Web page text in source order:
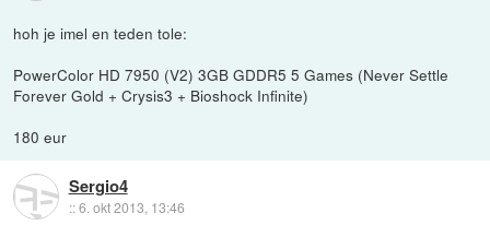
hoh je imel en teden tole:
PowerColor HD 7950 (V2) 3GB GDDR5 5 Games (Never Settle
Forever Gold + Crysis3 + Bioshock Infinite)
180 eur
Sergio4
::6. okt 2013, 13:46